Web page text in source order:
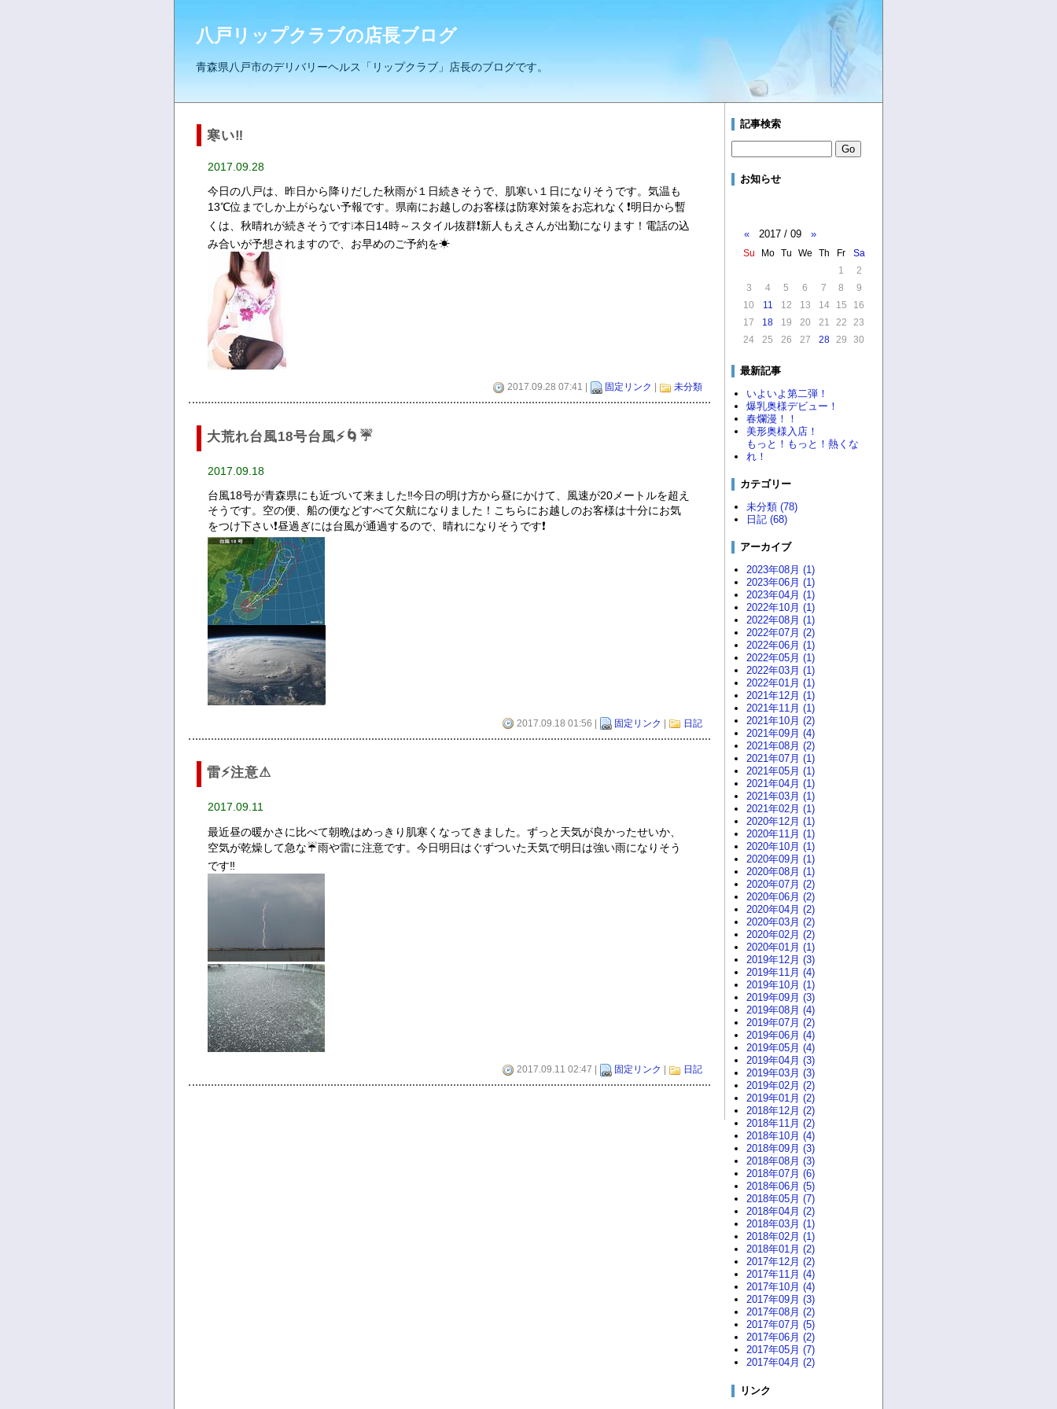
八戸リップクラブの店長ブログ
青森県八戸市のデリバリーヘルス「リップクラブ」店長のブログです。
寒い‼
2017.09.28
今日の八戸は、昨日から降りだした秋雨が１日続きそうで、肌寒い１日になりそうです。気温も
13℃位までしか上がらない予報です。県南にお越しのお客様は防寒対策をお忘れなく❗明日から暫
くは、秋晴れが続きそうです❕本日14時～スタイル抜群❗新人もえさんが出勤になります！電話の込
み合いが予想されますので、お早めのご予約を☀
2017.09.28 07:41 | 固定リンク 未分類
大荒れ台風18号台風⚡🌀☔
2017.09.18
台風18号が青森県にも近づいて来ました‼今日の明け方から昼にかけて、風速が20メートルを超え
そうです。空の便、船の便などすべて欠航になりました！こちらにお越しのお客様は十分にお気
をつけ下さい❗昼過ぎには台風が通過するので、晴れになりそうです❗
2017.09.18 01:56 | 固定リンク | 日記
雷⚡注意⚠
2017.09.11
最近昼の暖かさに比べて朝晩はめっきり肌寒くなってきました。ずっと天気が良かったせいか、
空気が乾燥して急な☔雨や雷に注意です。今日明日はぐずついた天気で明日は強い雨になりそう
です‼
2017.09.11 02:47 | 固定リンク 日記
記事検索
お知らせ
« 2017 / 09 »
Su Mo Tu We Th Fr
Sa
1
2
3
4 5 6 7 8
9
10
11 12 13 14 15
16
17
18 19 20 21 22
23
24
25 26 27 28 29 30
最新記事
いよいよ第二弾！
爆乳奥様デビュー！
春爛漫！！
美形奥様入店！
もっと！もっと！熱くな
れ！
カテゴリー
未分類 (78)
日記 (68)
アーカイブ
2023年08月 (1)
2023年06月 (1)
2023年04月 (1)
2022年10月 (1)
2022年08月 (1)
2022年07月 (2)
2022年06月 (1)
2022年05月 (1)
2022年03月 (1)
2022年01月 (1)
2021年12月 (1)
2021年11月 (1)
2021年10月 (2)
2021年09月 (4)
2021年08月 (2)
2021年07月 (1)
2021年05月 (1)
2021年04月 (1)
2021年03月 (1)
2021年02月 (1)
2020年12月 (1)
2020年11月 (1)
2020年10月 (1)
2020年09月 (1)
2020年08月 (1)
2020年07月 (2)
2020年06月 (2)
2020年04月 (2)
2020年03月 (2)
2020年02月 (2)
2020年01月 (1)
2019年12月 (3)
2019年11月 (4)
2019年10月 (1)
2019年09月 (3)
2019年08月 (4)
2019年07月 (2)
2019年06月 (4)
2019年05月 (4)
2019年04月 (3)
2019年03月 (3)
2019年02月 (2)
2019年01月 (2)
2018年12月 (2)
2018年11月 (2)
2018年10月 (4)
2018年09月 (3)
2018年08月 (3)
2018年07月 (6)
2018年06月 (5)
2018年05月 (7)
2018年04月 (2)
2018年03月 (1)
2018年02月 (1)
2018年01月 (2)
2017年12月 (2)
2017年11月 (4)
2017年10月 (4)
2017年09月 (3)
2017年08月 (2)
2017年07月 (5)
2017年06月 (2)
2017年05月 (7)
2017年04月 (2)
リンク